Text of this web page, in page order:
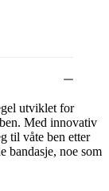
utviklet for
Med innovativ
til våte ben etter
bandasje, noe som